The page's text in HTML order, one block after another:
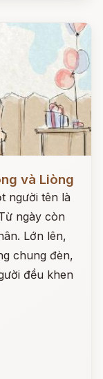
và Liòng
người tên là
ngày còn
Lớn lên,
chung đèn,
đều khen